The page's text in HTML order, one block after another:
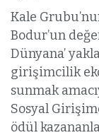
Kale
Bodur’un
Dünyana’
girişimcilik
sunmak
Sosyal
ödül